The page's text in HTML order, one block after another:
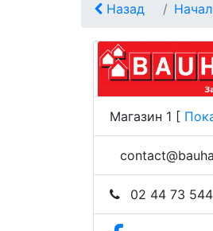
Назад
Магазин 1 [
02 44 73 544